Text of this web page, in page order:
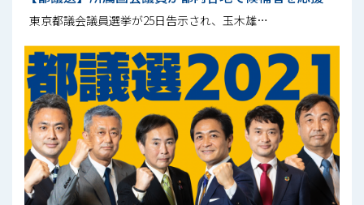
東京都議会議員選挙が25日告示され、玉木雄…